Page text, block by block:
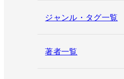
ジャンル・タグ一覧
著者一覧